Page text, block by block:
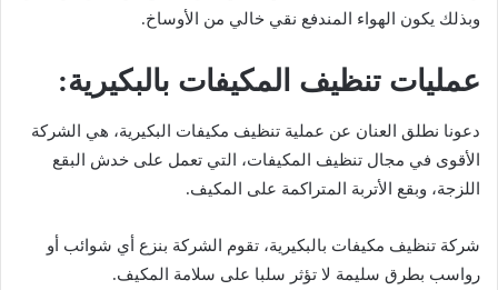
وبذلك يكون الهواء المندفع نقي خالي من الأوساخ.
عمليات تنظيف المكيفات بالبكيرية:
دعونا نطلق العنان عن عملية تنظيف مكيفات البكيرية، هي الشركة
الأقوى في مجال تنظيف المكيفات، التي تعمل على خدش البقع
اللزجة، وبقع الأتربة المتراكمة على المكيف.
شركة تنظيف مكيفات بالبكيرية، تقوم الشركة بنزع أي شوائب أو
رواسب بطرق سليمة لا تؤثر سلبا على سلامة المكيف.